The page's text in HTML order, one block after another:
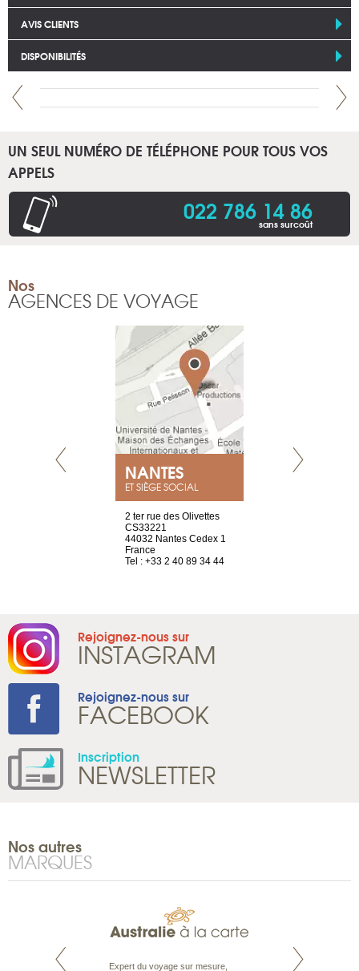
AVIS CLIENTS
DISPONIBILITÉS
UN SEUL NUMÉRO DE TÉLÉPHONE POUR TOUS VOS
APPELS
022 786 14 86
sans surcoût
Nos
AGENCES DE VOYAGE
NANTES
ET SIÈGE SOCIAL
2 ter rue des Olivettes
CS33221
44032 Nantes Cedex 1
France
Tel : +33 2 40 89 34 44
Rejoignez-nous sur
INSTAGRAM
Rejoignez-nous sur
FACEBOOK
Inscription
NEWSLETTER
Nos autres
MARQUES
est le spécialiste
Expert du voyage sur mesure, Parce qu'ils sont